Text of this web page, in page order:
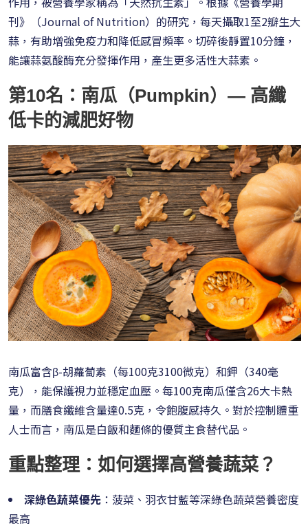
刊》（Journal of Nutrition）的研究，每天攝取1至2瓣生大
蒜，有助增強免疫力和降低感冒頻率。切碎後靜置10分鐘，
能讓蒜氨酸酶充分發揮作用，產生更多活性大蒜素。
第10名：南瓜（Pumpkin）— 高纖
低卡的減肥好物
南瓜富含β-胡蘿蔔素（每100克3100微克）和鉀（340毫
克），能保護視力並穩定血壓。每100克南瓜僅含26大卡熱
量，而膳食纖維含量達0.5克，令飽腹感持久。對於控制體重
人士而言，南瓜是白飯和麵條的優質主食替代品。
重點整理：如何選擇高營養蔬菜？
深綠色蔬菜優先 ：菠菜、羽衣甘藍等深綠色蔬菜營養密度
最高